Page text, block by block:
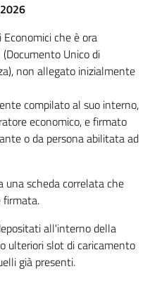
che è ora
Unico di
non allegato inizialmente
compilato al suo interno,
economico, e firmato
o da persona abilitata ad
una scheda correlata che
firmata.
all'interno della
ulteriori slot di caricamento
già presenti.